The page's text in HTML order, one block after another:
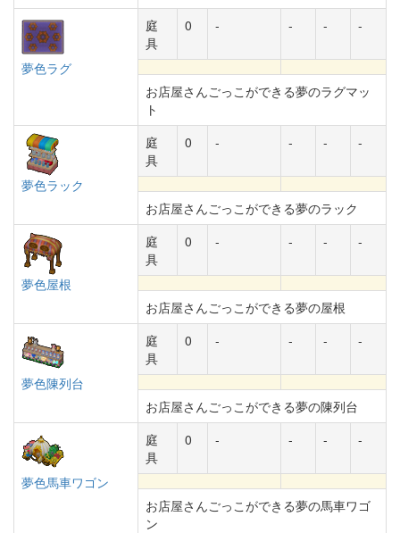
夢色ラグ
庭
具
0 - - - -
お店屋さんごっこができる夢のラグマッ
ト
夢色ラック
庭
具
0 - - - -
お店屋さんごっこができる夢のラック
夢色屋根
庭
具
0 - - - -
お店屋さんごっこができる夢の屋根
夢色陳列台
庭
具
0 - - - -
お店屋さんごっこができる夢の陳列台
夢色馬車ワゴン
庭
具
0 - - - -
お店屋さんごっこができる夢の馬車ワゴ
ン